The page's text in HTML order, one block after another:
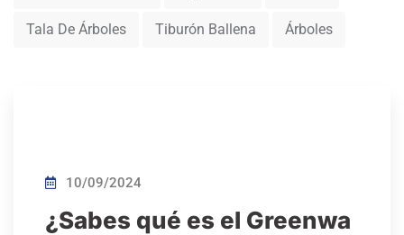
Tala De Árboles Tiburón Ballena Árboles
10/09/2024
¿Sabes qué es el Greenwa